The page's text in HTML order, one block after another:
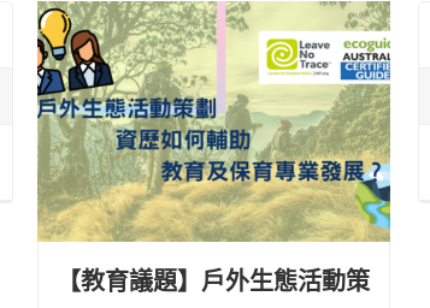
【教育議題】戶外生態活動策